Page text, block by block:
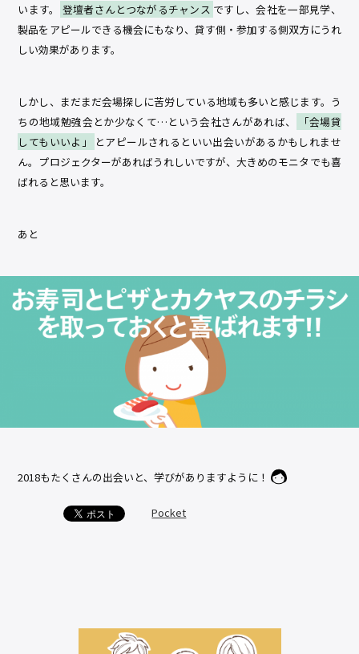
います。
登壇者さんとつながるチャンス ですし、会社を一部見学、
製品をアピールできる機会にもなり、貸す側・参加する側双方にうれ
しい効果があります。
しかし、まだまだ会場探しに苦労している地域も多いと感じます。う
ちの地域勉強会とか少なくて…という会社さんがあれば、
「会場貸
してもいいよ」
とアピールされるといい出会いがあるかもしれませ
ん。プロジェクターがあればうれしいですが、大きめのモニタでも喜
ばれると思います。
あと
2018もたくさんの出会いと、学びがありますように！
Pocket